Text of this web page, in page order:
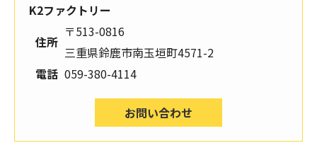
K2ファクトリー
住所
〒513-0816
三重県鈴鹿市南玉垣町4571-2
電話 059-380-4114
お問い合わせ